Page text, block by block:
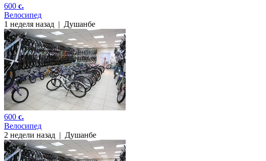
600 c.
Велосипед
1 неделя назад | Душанбе
600 c.
Велосипед
2 недели назад | Душанбе